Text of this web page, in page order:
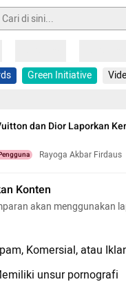
Green Initiative
dan Dior Laporkan
Rayoga Akbar Firdaus
Konten
akan menggunakan
Komersial, atau
unsur pornografi